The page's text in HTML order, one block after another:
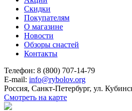
Скидки
Покупателям
О магазине
Новости
Обзоры снастей
Контакты
Телефон: 8 (800) 707-14-79
E-mail: info@rybolov.org
Россия, Санкт-Петербург, ул.
Смотреть на карте